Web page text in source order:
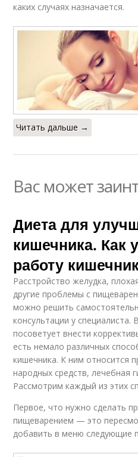
каких случаях назначается.
Читать дальше →
Вас может
Диета для
кишечника. Как
работу
Расстройство желудка,
другие проблемы с
можно решить
консультации у специалиста.
посоветует внести
есть немало различных
кишечника. К ним относится
народных средств, лечебная
Рассмотрим каждый из этих
Первое, что нужно сделать
пищеварением — это
добавить в меню следующие